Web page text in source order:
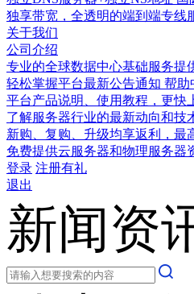
独享带宽，全透明的端到端专线
关于我们
公司介绍
专业的全球数据中心基础服务提
轻松掌握平台最新公告通知 帮助
平台产品说明、使用教程，更快
了解服务器行业的最新动向和技
新购、复购、升级均享返利，最
免费提供云服务器和物理服务器
登录 注册有礼
退出
新闻资